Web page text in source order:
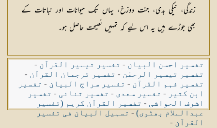
زندگی، نیکی بدی، جنت دوزخ، یہاں تک حیوانات اور نباتات کے
بھی جوڑے ہیں یہ اس لیے کہ تمہیں نصیحت حاصل ہو۔
تفسیر احسن البیان - تفسیر تیسیر القرآن -
تفسیر تیسیر الرحمٰن - تفسیر ترجمان القرآن -
تفسیر فہم القرآن - تفسیر سراج البیان - تفسیر
ابن کثیر - تفسیر سعدی - تفسیر ثنائی - تفسیر
اشرف الحواشی - تفسیر القرآن کریم (تفسیر
عبدالسلام بھٹوی)-تسہیل البیان فی تفسیر
القرآن -